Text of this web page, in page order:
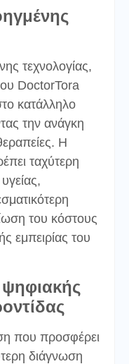
τεχνολογίας,
DoctorTora
κατάλληλο
την ανάγκη
Η
ταχύτερη
του κόστους
εμπειρίας του
που προσφέρει
διάγνωση